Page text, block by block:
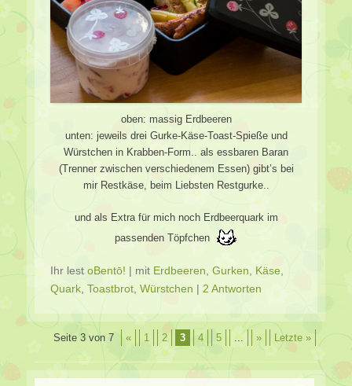
oben: massig Erdbeeren
unten: jeweils drei Gurke-Käse-Toast-Spieße und
Würstchen in Krabben-Form.. als essbaren Baran
(Trenner zwischen verschiedenem Essen) gibt’s bei
mir Restkäse, beim Liebsten Restgurke..
und als Extra für mich noch Erdbeerquark im
passenden Töpfchen
Ihr lest oBentō! | mit Erdbeeren Gurken Käse
Quark Toastbrot Würstchen | 2 Antworten
Beitragsverzeichnis
Seite 3 von 7 « 1 2 3 4 5 » Letzte »